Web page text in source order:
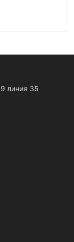
линия 35